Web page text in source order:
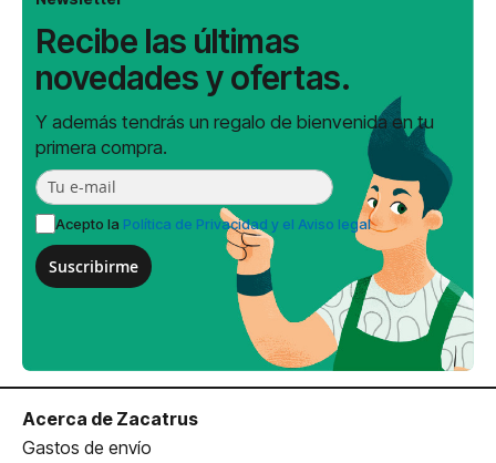
Recibe las últimas
novedades y ofertas.
Y además tendrás un regalo de bienvenida en tu
primera compra.
Acepto la Política de Privacidad y el Aviso legal
Suscribirme
Acerca de Zacatrus
Gastos de envío